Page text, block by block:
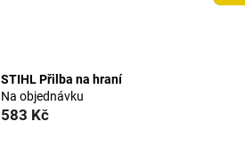
STIHL Přilba na hraní
Na objednávku
583 Kč